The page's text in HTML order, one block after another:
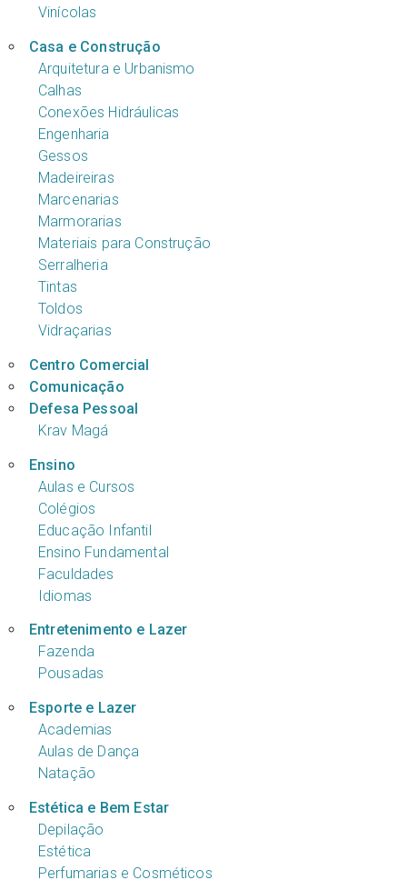
Vinícolas
Casa e Construção
Arquitetura e Urbanismo
Calhas
Conexões Hidráulicas
Engenharia
Gessos
Madeireiras
Marcenarias
Marmorarias
Materiais para Construção
Serralheria
Tintas
Toldos
Vidraçarias
Centro Comercial
Comunicação
Defesa Pessoal
Krav Magá
Ensino
Aulas e Cursos
Colégios
Educação Infantil
Ensino Fundamental
Faculdades
Idiomas
Entretenimento e Lazer
Fazenda
Pousadas
Esporte e Lazer
Academias
Aulas de Dança
Natação
Estética e Bem Estar
Depilação
Estética
Perfumarias e Cosméticos